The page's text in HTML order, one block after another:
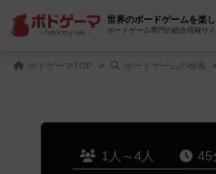
世界のボードゲームを楽し
ボードゲーム専門の総合情報サイ
ボドゲーマTOP ボードゲームの検索
1人～4人 45